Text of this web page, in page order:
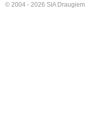
© 2004 - 2026 SIA Draugiem